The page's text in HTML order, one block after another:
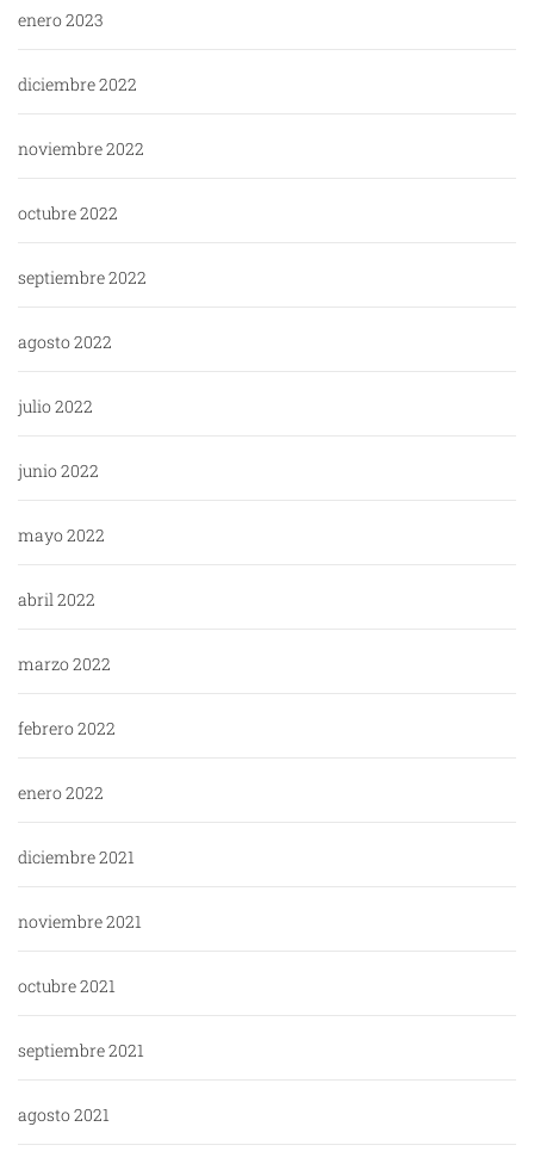
enero 2023
diciembre 2022
noviembre 2022
octubre 2022
septiembre 2022
agosto 2022
julio 2022
junio 2022
mayo 2022
abril 2022
marzo 2022
febrero 2022
enero 2022
diciembre 2021
noviembre 2021
octubre 2021
septiembre 2021
agosto 2021